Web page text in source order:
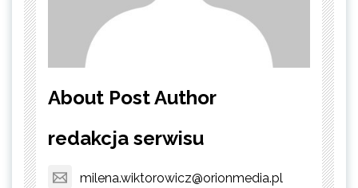
About Post Author
redakcja serwisu
milena.wiktorowicz@orionmedia.pl